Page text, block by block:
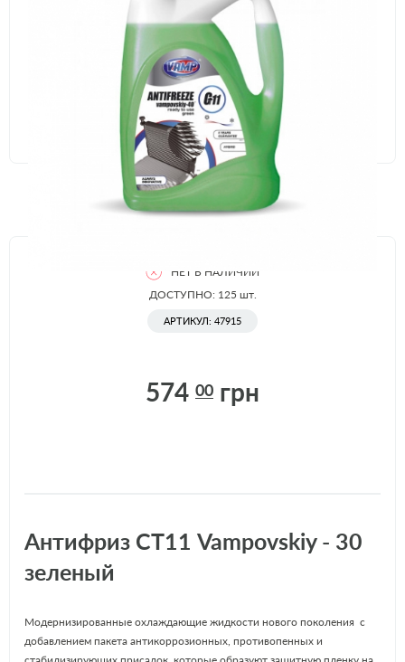
НЕТ В НАЛИЧИИ
ДОСТУПНО: 125 шт.
АРТИКУЛ: 47915
574 00 грн
Антифриз СТ11 Vampovskiy - 30
зеленый
Модернизированные охлаждающие жидкости нового поколения с
добавлением пакета антикоррозионных, противопенных и